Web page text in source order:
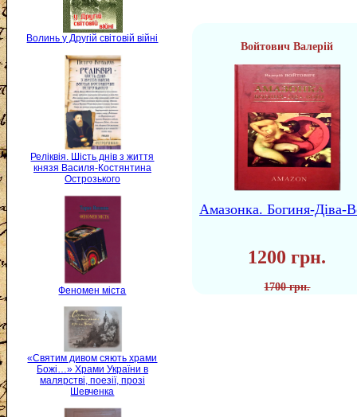
Волинь у Другій світовій війні
Реліквія. Шість днів з життя
князя Василя-Костянтина
Острозького
Феномен міста
«Святим дивом сяють храми
Божі…» Храми України в
малярстві, поезії, прозі
Шевченка
Войтович Валерій
Амазонка. Богиня-Діва-
1200 грн.
1700 грн.